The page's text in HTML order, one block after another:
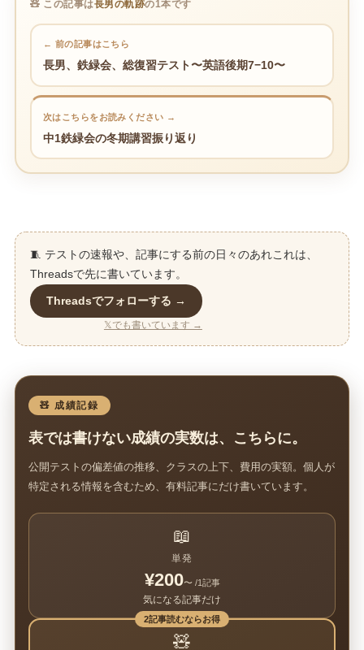
🧸 この記事は長男の軌跡の1本です
← 前の記事はこちら
長男、鉄緑会、総復習テスト〜英語後期7−10〜
次はこちらをお読みください →
中1鉄緑会の冬期講習振り返り
🧵 テストの速報や、記事にする前の日々のあれこれは、
Threadsで先に書いています。
Threadsでフォローする →
𝕏でも書いています →
🧸 成績記録
表では書けない成績の実数は、こちらに。
公開テストの偏差値の推移、クラスの上下、費用の実額。個人が
特定される情報を含むため、有料記事にだけ書いています。
📖
単発
¥200〜 /1記事
気になる記事だけ
2記事読むならお得
🧸